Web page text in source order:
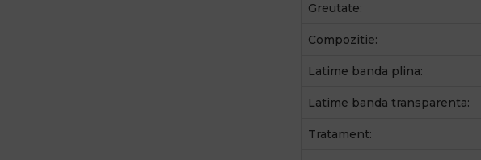
Greutate:
Compozitie:
Latime banda plina:
Latime banda transparenta:
Tratament: